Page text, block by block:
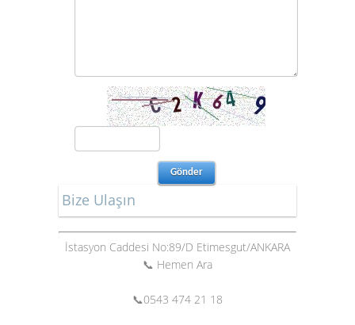
Bize Ulaşın
İstasyon Caddesi No:89/D Etimesgut/ANKARA
📞 Hemen Ara
📞0543 474 21 18